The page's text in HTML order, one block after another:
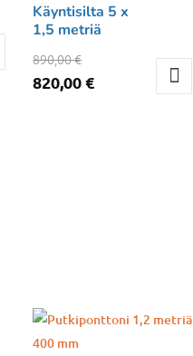
Käyntisilta 5 x
1,5 metriä
890,00€
Alkuperäinen
hinta
820,00€Nykyinen